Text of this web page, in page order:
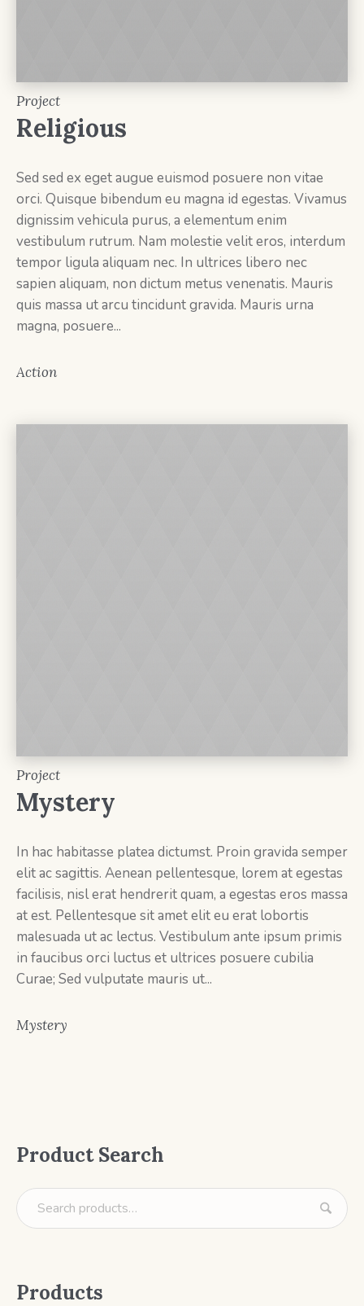
Project
Religious
Sed sed ex eget augue euismod posuere non vitae
orci. Quisque bibendum eu magna id egestas. Vivamus
dignissim vehicula purus, a elementum enim
vestibulum rutrum. Nam molestie velit eros, interdum
tempor ligula aliquam nec. In ultrices libero nec
sapien aliquam, non dictum metus venenatis. Mauris
quis massa ut arcu tincidunt gravida. Mauris urna
magna, posuere...
Action
Project
Mystery
In hac habitasse platea dictumst. Proin gravida semper
elit ac sagittis. Aenean pellentesque, lorem at egestas
facilisis, nisl erat hendrerit quam, a egestas eros massa
at est. Pellentesque sit amet elit eu erat lobortis
malesuada ut ac lectus. Vestibulum ante ipsum primis
in faucibus orci luctus et ultrices posuere cubilia
Curae; Sed vulputate mauris ut...
Mystery
Product Search
Products